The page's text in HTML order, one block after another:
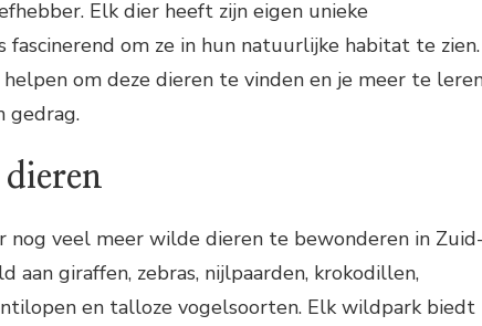
Elk dier heeft zijn eigen unieke
fascinerend om ze in hun natuurlijke habitat te zien.
helpen om deze dieren te vinden en je meer te
gedrag.
nog veel meer wilde dieren te bewonderen in
aan giraffen, zebras, nijlpaarden, krokodillen,
en talloze vogelsoorten. Elk wildpark biedt